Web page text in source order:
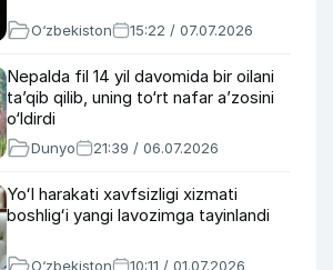
O‘zbekiston 15:22 / 07.07.2026
Nepalda fil 14 yil davomida bir oilani
ta’qib qilib, uning to‘rt nafar a’zosini
o‘ldirdi
Dunyo 21:39 / 06.07.2026
Yoʻl harakati xavfsizligi xizmati
boshligʻi yangi lavozimga tayinlandi
O‘zbekiston 10:11 / 01.07.2026